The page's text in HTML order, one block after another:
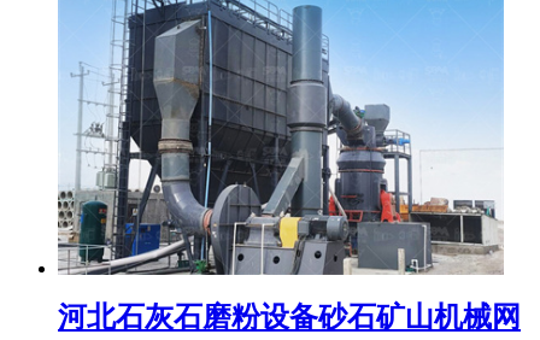
河北石灰石磨粉设备砂石矿山机械网